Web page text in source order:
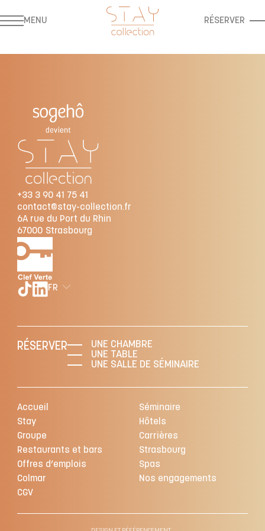
MENU RÉSERVER
+33 3 90 41 75 41
contact@stay-collection.fr
6A rue du Port du Rhin
67000 Strasbourg
FR
RÉSERVER
UNE CHAMBRE
UNE TABLE
UNE SALLE DE SÉMINAIRE
Accueil
Séminaire
Stay
Hôtels
Groupe
Carrières
Restaurants et bars
Strasbourg
Offres d’emplois
Spas
Colmar
Nos engagements
CGV